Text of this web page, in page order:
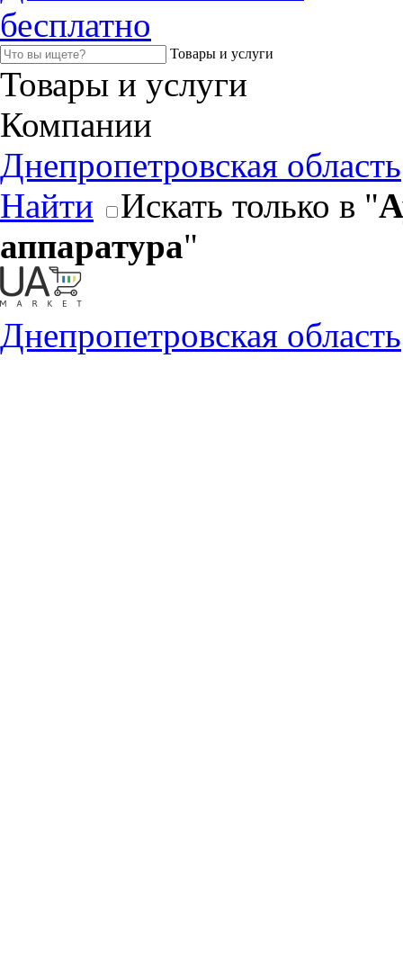
бесплатно
Товары и услуги
Товары и услуги
Компании
Днепропетровская область
Найти
Искать только в "
аппаратура"
Днепропетровская область